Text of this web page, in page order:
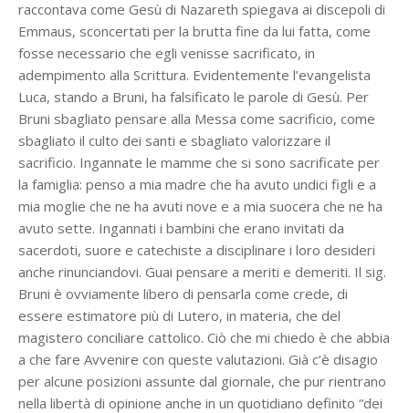
raccontava come Gesù di Nazareth spiegava ai discepoli di
Emmaus, sconcertati per la brutta fine da lui fatta, come
fosse necessario che egli venisse sacrificato, in
adempimento alla Scrittura. Evidentemente l’evangelista
Luca, stando a Bruni, ha falsificato le parole di Gesù. Per
Bruni sbagliato pensare alla Messa come sacrificio, come
sbagliato il culto dei santi e sbagliato valorizzare il
sacrificio. Ingannate le mamme che si sono sacrificate per
la famiglia: penso a mia madre che ha avuto undici figli e a
mia moglie che ne ha avuti nove e a mia suocera che ne ha
avuto sette. Ingannati i bambini che erano invitati da
sacerdoti, suore e catechiste a disciplinare i loro desideri
anche rinunciandovi. Guai pensare a meriti e demeriti. Il sig.
Bruni è ovviamente libero di pensarla come crede, di
essere estimatore più di Lutero, in materia, che del
magistero conciliare cattolico. Ciò che mi chiedo è che abbia
a che fare Avvenire con queste valutazioni. Già c’è disagio
per alcune posizioni assunte dal giornale, che pur rientrano
nella libertà di opinione anche in un quotidiano definito “dei